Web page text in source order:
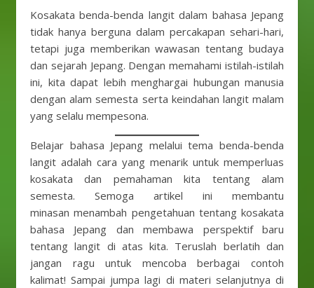
Kosakata benda-benda langit dalam bahasa Jepang
tidak hanya berguna dalam percakapan sehari-hari,
tetapi juga memberikan wawasan tentang budaya
dan sejarah Jepang. Dengan memahami istilah-istilah
ini, kita dapat lebih menghargai hubungan manusia
dengan alam semesta serta keindahan langit malam
yang selalu mempesona.
Belajar bahasa Jepang melalui tema benda-benda
langit adalah cara yang menarik untuk memperluas
kosakata dan pemahaman kita tentang alam
semesta. Semoga artikel ini membantu
minasan menambah pengetahuan tentang kosakata
bahasa Jepang dan membawa perspektif baru
tentang langit di atas kita. Teruslah berlatih dan
jangan ragu untuk mencoba berbagai contoh
kalimat! Sampai jumpa lagi di materi selanjutnya di